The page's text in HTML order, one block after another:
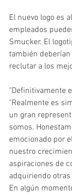
El nuevo logo es
empleados
Smucker. El
también
reclutar a los
"Definitivamente
"Realmente es
un gran
somos.
emocionado por
nuestro
aspiraciones de
adquiriendo
En algún